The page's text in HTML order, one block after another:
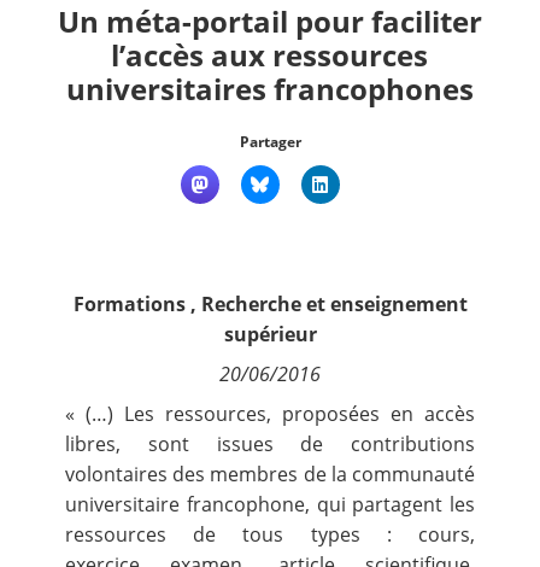
Accueil
Contact
Un méta-portail pour faciliter
l’accès aux ressources
universitaires francophones
Partager
Formations, Recherche et enseignement
supérieur
20/06/2016
« (…) Les ressources, proposées en accès
libres, sont issues de contributions
volontaires des membres de la communauté
universitaire francophone, qui partagent les
ressources de tous types : cours,